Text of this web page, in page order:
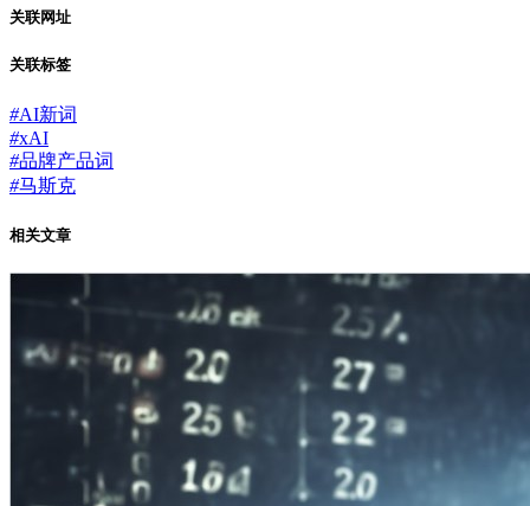
关联网址
关联标签
#AI新词
#xAI
#品牌产品词
#马斯克
相关文章